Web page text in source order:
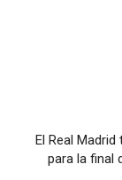
El Real
para la final